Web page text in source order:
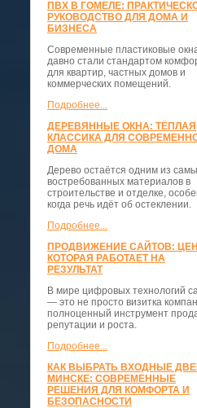
ПВХ В ГОМЕЛЕ:
РУКОВОДСТВО ДЛЯ ДОМА И
БИЗНЕСА
Современные пластиковые
давно стали стандартом
для квартир, частных домов и
коммерческих помещений.
Подробнее...
ДЕРЕВЯННЫЕ ОКНА: ТЁПЛАЯ
КЛАССИКА ДЛЯ
ДОМА
Дерево остаётся одним из
востребованных материалов в
строительстве и отделке,
когда речь идёт об остеклении.
Подробнее...
ПРОДВИЖЕНИЕ САЙТОВ:
КОТОРАЯ РАБОТАЕТ НА
РЕЗУЛЬТАТ
В мире цифровых технологий
— это не просто визитка
полноценный инструмент
репутации и роста.
Подробнее...
КАК ВЫБРАТЬ ВХОДНЫЕ
МИНСКЕ: СОВРЕМЕННЫЕ
РЕШЕНИЯ ДЛЯ КОМФОРТА И
БЕЗОПАСНОСТИ